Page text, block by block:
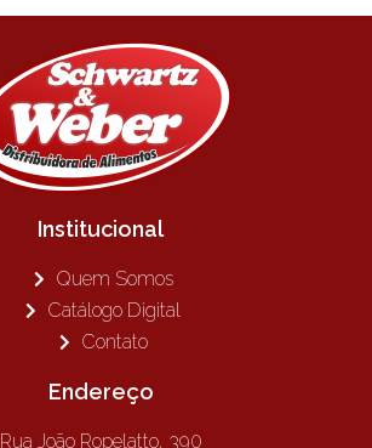
Institucional
Quem Somos
Catálogo Digital
Contato
Endereço
Rua João Ropelatto, 390